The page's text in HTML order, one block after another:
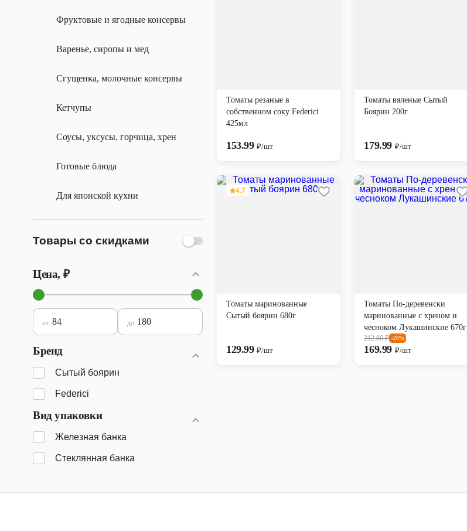
Фруктовые и ягодные консервы
Варенье, сиропы и мед
Сгущенка, молочные консервы
Кетчупы
Соусы, уксусы, горчица, хрен
Готовые блюда
Для японской кухни
Товары со скидками
Цена, ₽
от до
Бренд
Сытый боярин
Federici
Вид упаковки
Железная банка
Стеклянная банка
Томаты резаные в
собственном соку Federici
425мл
153.99₽/шт
Томаты вяленые Сытый
Боярин 200г
179.99 ₽/шт
4.7
Томаты маринованные
Сытый боярин 680г
129.99₽/шт
Томаты По-деревенски
маринованные с хреном и
чесноком Лукашинские 670г
212.90₽ -20%
169.99 ₽/шт